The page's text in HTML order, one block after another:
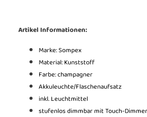
Artikel Informationen:
Marke: Sompex
Material: Kunststoff
Farbe: champagner
Akkuleuchte/Flaschenaufsatz
inkl. Leuchtmittel
stufenlos dimmbar mit Touch-Dimmer